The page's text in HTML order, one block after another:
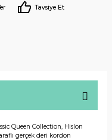
Tavsiye Et
Queen Collection, Hislon
gerçek deri kordon